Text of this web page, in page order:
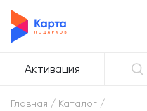
Активация
Главная
Каталог